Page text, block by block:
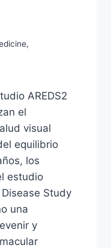
AREDS2
el
visual
equilibrio
los
estudio
Study
una
y